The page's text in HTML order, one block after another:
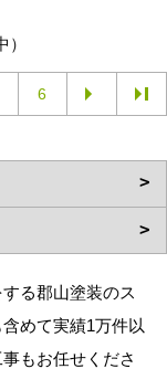
6
る郡山塗装のス
めて実績1万件以
もお任せくださ